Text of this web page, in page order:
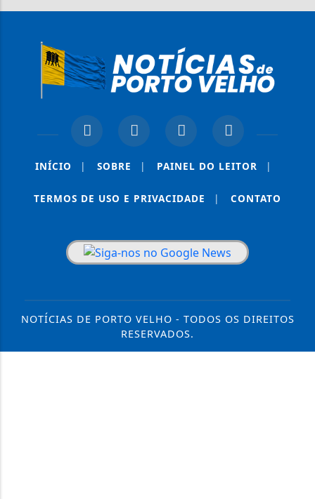
INÍCIO | SOBRE | PAINEL DO LEITOR |
TERMOS DE USO E PRIVACIDADE | CONTATO
NOTÍCIAS DE PORTO VELHO - TODOS OS DIREITOS
RESERVADOS.